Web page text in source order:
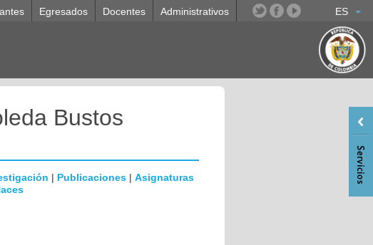
ES
Egresados Docentes Administrativos
Bustos
| Publicaciones | Asignaturas